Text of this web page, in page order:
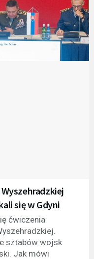
się w Gdyni
ćwiczenia
sztabów wojsk
Jak mówi